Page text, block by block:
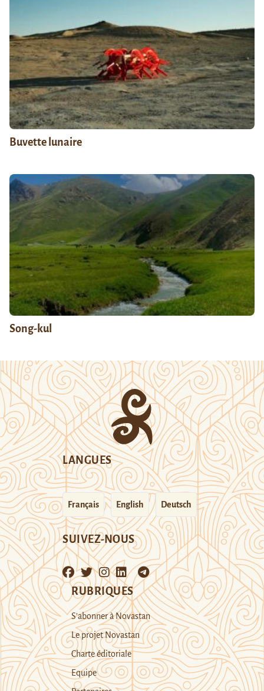
Buvette lunaire
Song-kul
LANGUES
Français English Deutsch
SUIVEZ-NOUS
RUBRIQUES
S’abonner à Novastan
Le projet Novastan
Charte éditoriale
Equipe